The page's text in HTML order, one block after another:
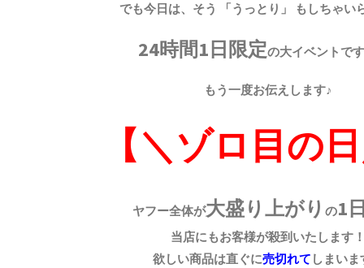
でも今日は、そう 「うっとり」 もしちゃい
24時間1日限定の大イベントで
もう一度お伝えします♪
【＼ゾロ目の
ヤフー全体が大盛り上がりの1
当店にもお客様が殺到いたします
欲しい商品は直ぐに売切れて しまいま